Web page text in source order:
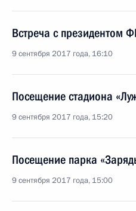
Встреча с
9 сентября 2017 года, 16:10
Посещение стадиона
9 сентября 2017 года, 15:20
Посещение парка
9 сентября 2017 года, 15:00